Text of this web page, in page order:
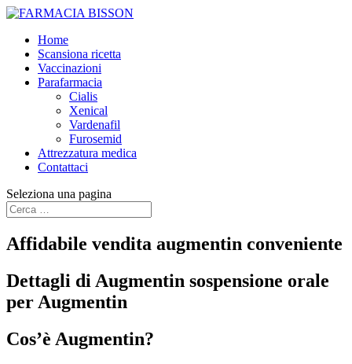
Home
Scansiona ricetta
Vaccinazioni
Parafarmacia
Cialis
Xenical
Vardenafil
Furosemid
Attrezzatura medica
Contattaci
Seleziona una pagina
Affidabile vendita augmentin conveniente
Dettagli di Augmentin sospensione orale
per Augmentin
Cos’è Augmentin?